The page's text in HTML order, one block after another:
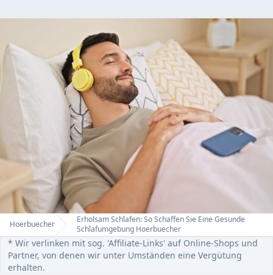
Home
Hoerbuecher
Erholsam Schlafen: So Schaffen Sie Eine Gesunde
Schlafumgebung Hoerbuecher
* Wir verlinken mit sog. 'Affiliate-Links' auf Online-Shops und
Partner, von denen wir unter Umständen eine Vergütung
erhalten.